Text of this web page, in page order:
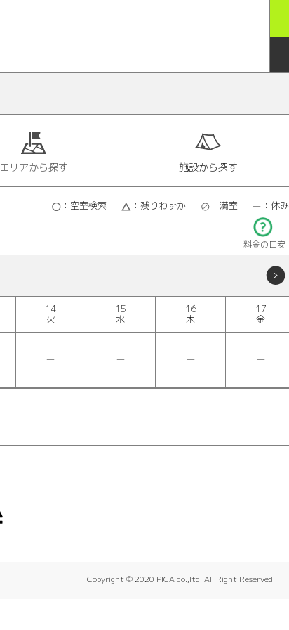
エリアから探す 施設から探す
：空室検索 ：残りわずか ：満室 ：休み
料金の目安
14
火
15
水
16
木
17
金
Copyright © 2020 PICA co.,ltd. All Right Reserved.